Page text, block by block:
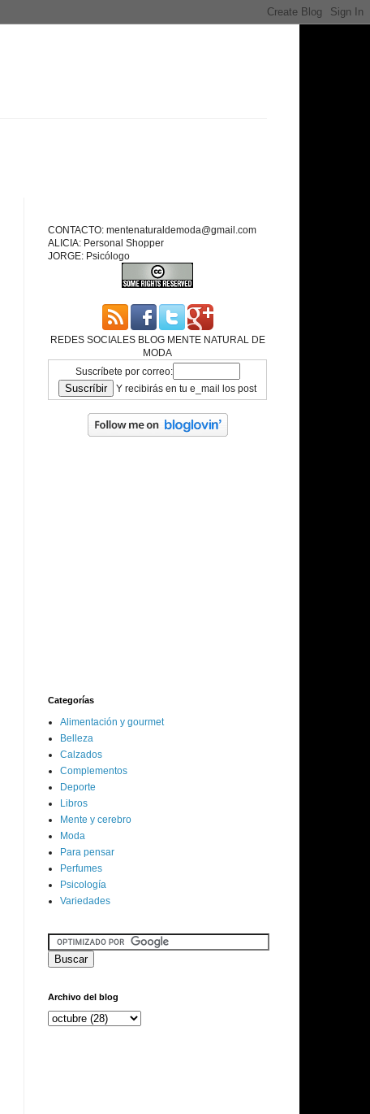
CONTACTO: mentenaturaldemoda@gmail.com
ALICIA: Personal Shopper
JORGE: Psicólogo
REDES SOCIALES BLOG MENTE NATURAL DE
MODA
Suscríbete por correo:
Y recibirás en tu e_mail los post
Categorías
Alimentación y gourmet
Belleza
Calzados
Complementos
Deporte
Libros
Mente y cerebro
Moda
Para pensar
Perfumes
Psicología
Variedades
Archivo del blog